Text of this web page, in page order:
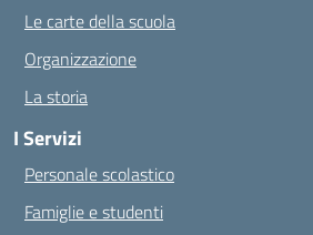
Le carte della scuola
Organizzazione
La storia
I Servizi
Personale scolastico
Famiglie e studenti